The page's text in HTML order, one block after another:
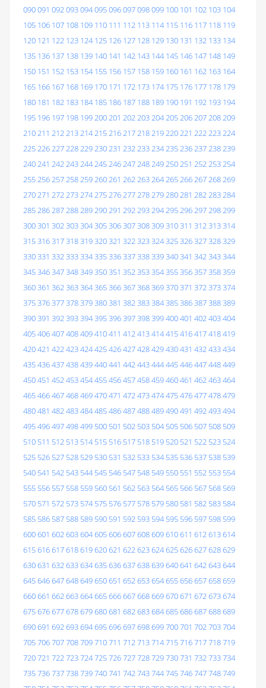
090091 092093094095096097098099 100 101 102 103 104
105 106 107 108 109 110 111 112 113 114 115 116 117 118 119
120 121 122 123 124 125 126 127 128 129 130 131 132 133 134
135 136 137 138 139 140 141 142 143 144 145 146 147 148 149
150 151 152 153 154 155 156 157 158 159 160 161 162 163 164
165 166 167 168 169 170 171 172 173 174 175 176 177 178 179
180 181 182 183 184 185 186 187 188 189 190 191 192 193 194
195 196 197 198 199200201 202203204205206207208209
210211 212213214215216217218219220221 222223224
225226227228229230231 232233234235236237238239
240241 242243244245246247248249250251 252253254
255256257258259260261 262263264265266267268269
270271 272273274275276277278279280281 282283284
285286287288289290291 292293294295296297298299
300301 302303304305306307308309310311 312313314
315316317318319320321 322323324325326327328329
330331 332333334335336337338339340341 342343344
345346347348349350351 352353354355356357358359
360361 362363364365366367368369370371 372373374
375376377378379380381 382383384385386387388389
390391 392393394395396397398399400401 402403404
405406407408409410411 412413414415416417418419
420421 422423424425426427428429430431 432433434
435436437438439440441 442443444445446447448449
450451 452453454455456457458459460461 462463464
465466467468469470471 472473474475476477478479
480481 482483484485486487488489490491 492493494
495496497498499 500 501 502 503 504 505 506 507 508 509
510 511 512 513 514 515 516 517 518 519 520 521 522 523 524
525 526 527 528 529 530 531 532 533 534 535 536 537 538 539
540 541 542 543 544 545 546 547 548 549 550 551 552 553 554
555 556 557 558 559 560 561 562 563 564 565 566 567 568 569
570 571 572 573 574 575 576 577 578 579 580 581 582 583 584
585 586 587 588 589 590 591 592 593 594 595 596 597 598 599
600601 602603604605606607608609610611 612613614
615616617618619620621 622623624625626627628629
630631 632633634635636637638639640641 642643644
645646647648649650651 652653654655656657658659
660661 662663664665666667668669670671 672673674
675676677678679680681 682683684685686687688689
690691 692693694695696697698699700701 702703704
705706707708709710711 712713714715716717718719
720721 722723724725726727728729730731 732733734
735736737738739740741 742743744745746747748749